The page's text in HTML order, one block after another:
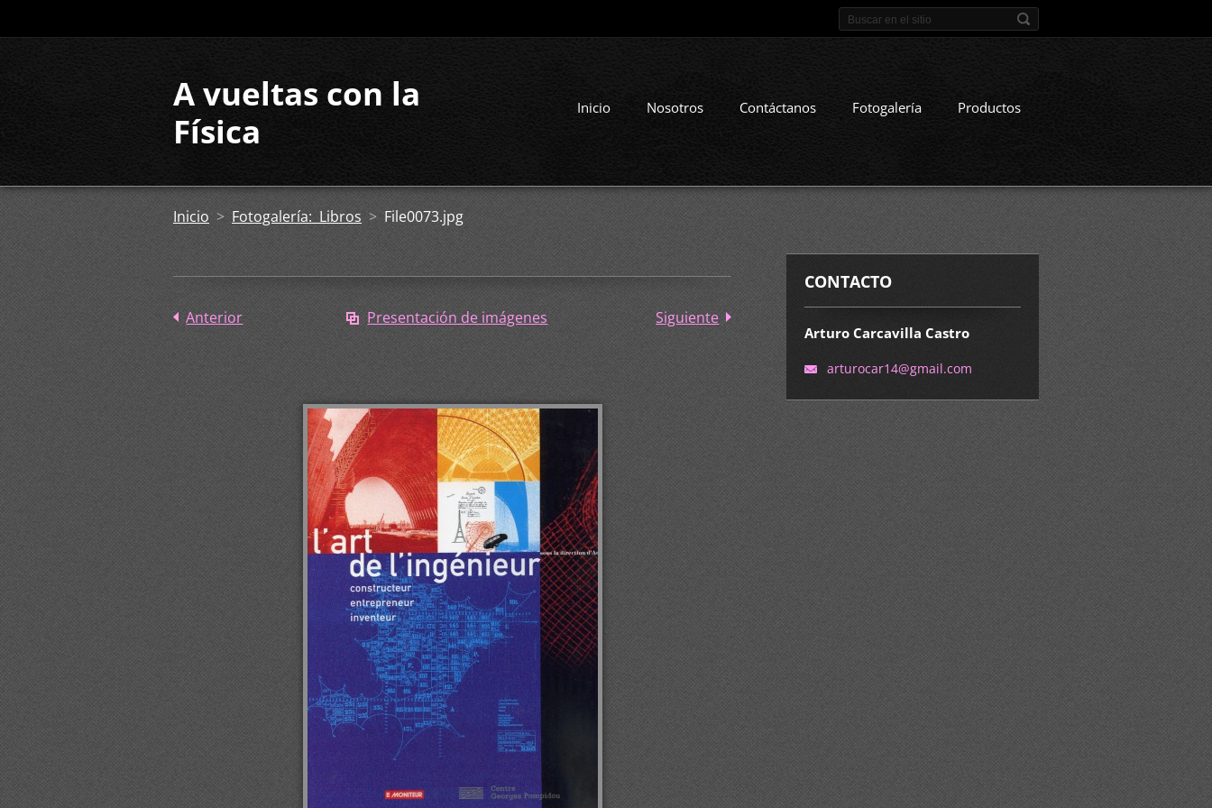
A vueltas con la
Física
Inicio Nosotros Contáctanos Fotogalería Productos
Inicio > Fotogalería: Libros > File0073.jpg
Anterior Presentación de imágenes Siguiente
CONTACTO
Arturo Carcavilla Castro
arturocar14@gmail.com